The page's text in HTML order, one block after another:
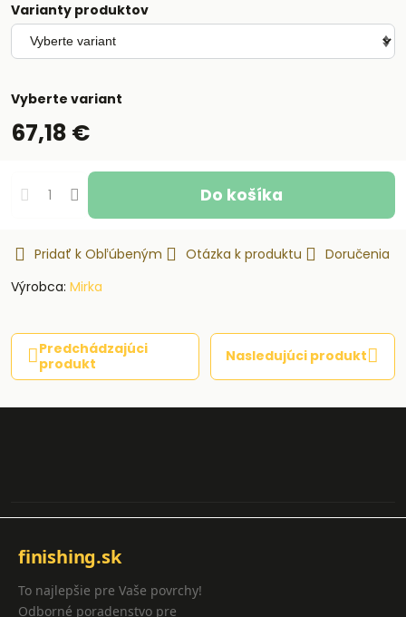
Varianty produktov
Vyberte variant
67,18 €
Do košíka
Pridať k Obľúbeným Otázka k produktu
Doručenia
Výrobca: Mirka
Predchádzajúci
produkt
Nasledujúci produkt
finishing.sk
To najlepšie pre Vaše povrchy!
Odborné poradenstvo pre